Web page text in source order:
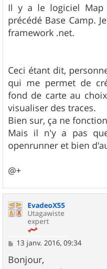
Il y a le logiciel Map
précédé Base Camp.
framework .net.
Ceci étant dit,
qui me permet de
fond de carte au
visualiser des traces.
Bien sur, ça ne
Mais il n'y a pas que
openrunner et bien
@+
EvadeoX55
Utagawiste
expert
M
s
s
13 janv. 2016, 09:34
Bonjour,